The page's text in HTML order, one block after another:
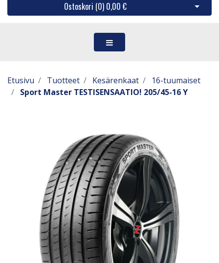
Ostoskori (0) 0,00 € Avaa
Etusivu Tuotteet Kesärenkaat
16-tuumaiset
Sport Master TESTISENSAATIO! 205/45-16 Y